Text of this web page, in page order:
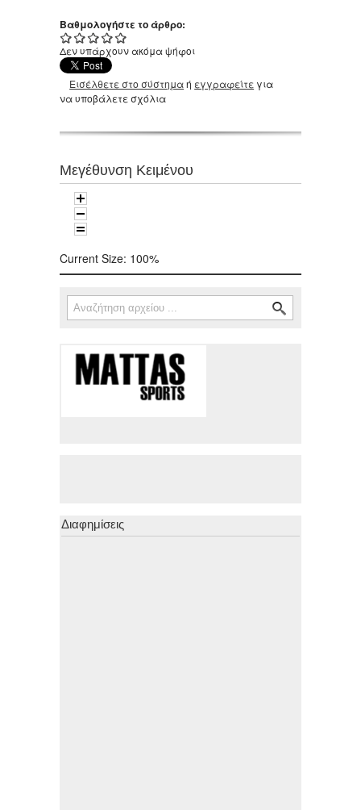
Βαθμολογήστε το άρθρο:
Δεν υπάρχουν ακόμα ψήφοι
Εισέλθετε στο σύστημαή εγγραφείτε για
να υποβάλετε σχόλια
Μεγέθυνση Κειμένου
Current Size: 100%
Φόρμα αναζήτησης
Αναζήτηση
Διαφημίσεις